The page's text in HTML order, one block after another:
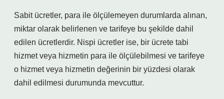
Sabit ücretler, para ile ölçülemeyen durumlarda alınan,
miktar olarak belirlenen ve tarifeye bu şekilde dahil
edilen ücretlerdir. Nispi ücretler ise, bir ücrete tabi
hizmet veya hizmetin para ile ölçülebilmesi ve tarifeye
o hizmet veya hizmetin değerinin bir yüzdesi olarak
dahil edilmesi durumunda mevcuttur.